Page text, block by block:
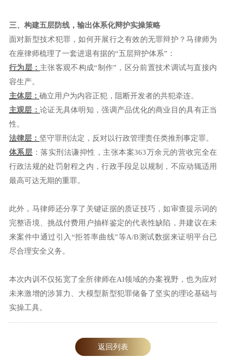
三、构建五层防线，输出体系化辩护实操策略
面对新型技术犯罪，如何开展行之有效的无罪辩护？马律师为
在座律师梳理了一套进退有据的“五层辩护体系”：
行为层： 主张客观不构成“制作”，区分前置技术调试与直接内
容生产。
主体层： 确立用户为内容正犯，阻断开发者的共犯牵连。
主观层：论证无具体明知，强调产品优化的商业目的具有正当
性。
法律层： 坚守罪刑法定，反对以行政管理责任类推刑事定罪。
体系层 ：落实刑法谦抑性，主张本案363万余元的营收完全在
行政法规的处罚射程之内，行政手段足以规制，不应动辄适用
最高可达无期的重罪。
此外，马律师还分享了关键证据的质证技巧，如审查提示词的
完整语境、挑战付费用户抽样鉴定的代表性缺陷，并建议在未
来案件中通过引入“拒答率曲线”等A/B测试数据来证明平台已
尽合理安全义务。
本次内训不仅拓宽了全所律师在AI领域的办案视野，也为应对
未来激增的涉算力、大模型新型犯罪储备了坚实的理论基础与
实操工具。
返回列表